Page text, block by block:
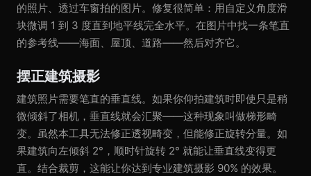
的照片、透过车窗拍的图片。修复很简单：用自定义角度滑
块微调 1 到 3 度直到地平线完全水平。在图片中找一条笔直
的参考线——海面、屋顶、道路——然后对齐它。
摆正建筑摄影
建筑照片需要笔直的垂直线。如果你仰拍建筑时即使只是稍
微倾斜了相机，垂直线就会汇聚——这种现象叫做梯形畸
变。虽然本工具无法修正透视畸变，但能修正旋转分量。如
果建筑向左倾斜 2°，顺时针旋转 2° 就能让垂直线变得更
直。结合裁剪，这能让你达到专业建筑摄影 90% 的效果。